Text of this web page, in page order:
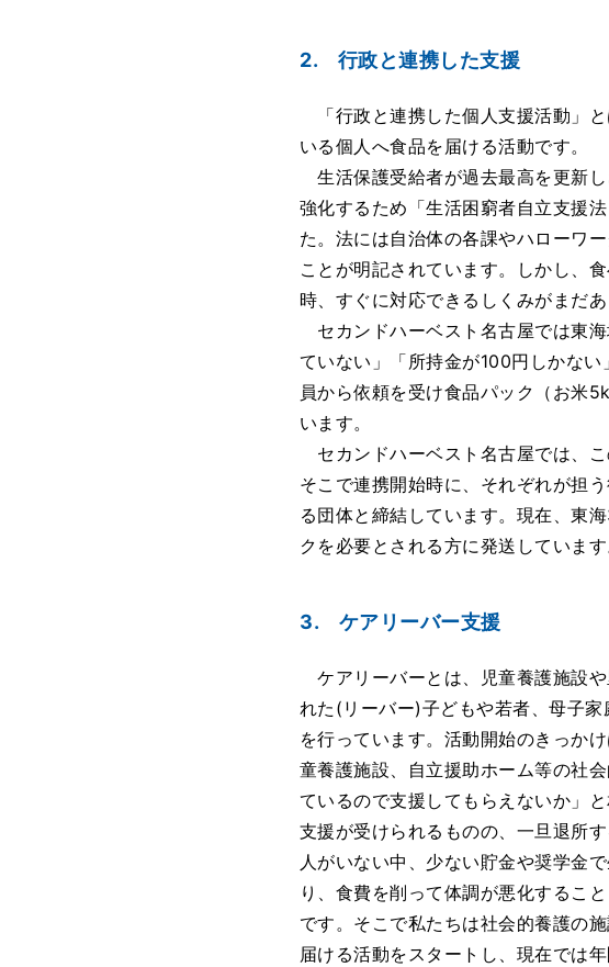
2. 行政と連携した支援
「行政と連携した個人支援活動」
いる個人へ食品を届ける活動です。
生活保護受給者が過去最高を更新
強化するため「生活困窮者自立支援
た。法には自治体の各課やハローワ
ことが明記されています。しかし、
時、すぐに対応できるしくみがまだあ
セカンドハーベスト名古屋では東
ていない」「所持金が100円しかな
員から依頼を受け食品パック（お米
います。
セカンドハーベスト名古屋では、
そこで連携開始時に、それぞれが担
る団体と締結しています。現在、東
クを必要とされる方に発送しています
3. ケアリーバー支援
ケアリーバーとは、児童養護施設
れた(リーバー)子どもや若者、母子
を行っています。活動開始のきっか
童養護施設、自立援助ホーム等の社
ているので支援してもらえないか」
支援が受けられるものの、一旦退所
人がいない中、少ない貯金や奨学金
り、食費を削って体調が悪化するこ
です。そこで私たちは社会的養護の
届ける活動をスタートし、現在では